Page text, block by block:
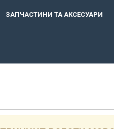
ЗАПЧАСТИНИ ТА АКСЕСУАРИ